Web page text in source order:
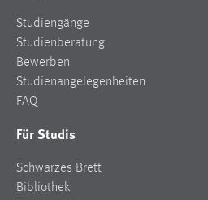
Studiengänge
Studienberatung
Bewerben
Studienangelegenheiten
FAQ
Für Studis
Schwarzes Brett
Bibliothek